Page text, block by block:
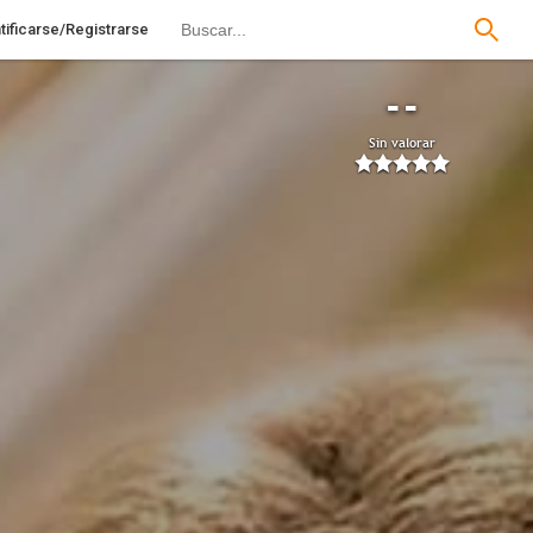
Registrarse
--
Sin valorar